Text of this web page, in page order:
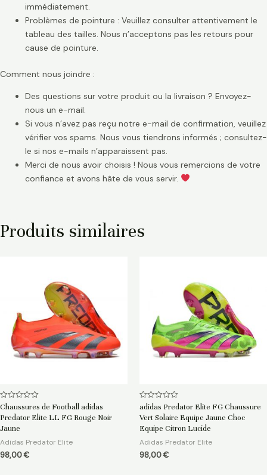
immédiatement.
Problèmes de pointure : Veuillez consulter attentivement le
tableau des tailles. Nous n’acceptons pas les retours pour
cause de pointure.
Comment nous joindre :
Des questions sur votre produit ou la livraison ? Envoyez-
nous un e-mail.
Si vous n’avez pas reçu notre e-mail de confirmation, veuillez
vérifier vos spams. Nous vous tiendrons informés ; consultez-
le si nos e-mails n’apparaissent pas.
Merci de nous avoir choisis ! Nous vous remercions de votre
confiance et avons hâte de vous servir.
Produits similaires
Note
sur
5
Chaussures de Football adidas
Predator Elite LL FG Rouge Noir
Jaune
Adidas Predator Elite
98,00€
Note
sur
5
adidas Predator Elite FG Chaussure
Vert Solaire Equipe Jaune Choc
Equipe Citron Lucide
Adidas Predator Elite
98,00€